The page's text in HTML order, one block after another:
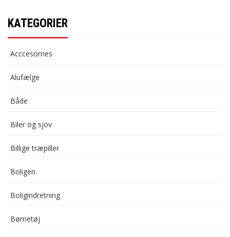
KATEGORIER
Acccesorries
Alufælge
Både
Biler og sjov
Billige træpiller
Boligen
Boligindretning
Børnetøj